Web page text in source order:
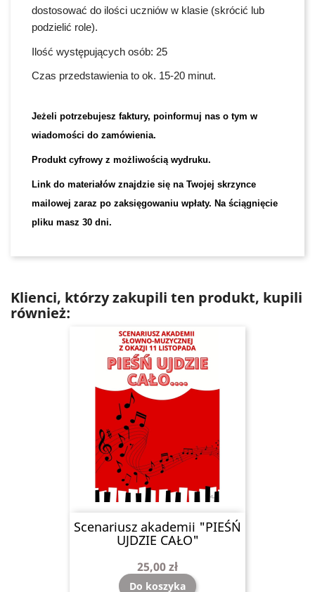
dostosować do ilości uczniów w klasie (skrócić lub
podzielić role).
Ilość występujących osób: 25
Czas przedstawienia to ok. 15-20 minut.
Jeżeli potrzebujesz faktury, poinformuj nas o tym w
wiadomości do zamówienia.
Produkt cyfrowy z możliwością wydruku.
Link do materiałów znajdzie się na Twojej skrzynce
mailowej zaraz po zaksięgowaniu wpłaty. Na ściągnięcie
pliku masz 30 dni.
Klienci, którzy zakupili ten produkt, kupili
również:
Scenariusz akademii "PIEŚŃ
UJDZIE CAŁO"
25,00 zł
Do koszyka